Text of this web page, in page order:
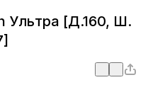
Ультра [Д.160, Ш.